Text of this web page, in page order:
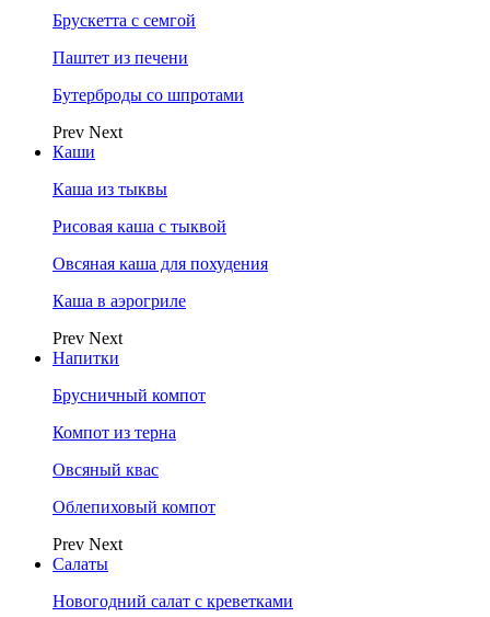
Брускетта с семгой
Паштет из печени
Бутерброды со шпротами
Prev Next
Каши
Каша из тыквы
Рисовая каша с тыквой
Овсяная каша для похудения
Каша в аэрогриле
Prev Next
Напитки
Брусничный компот
Компот из терна
Овсяный квас
Облепиховый компот
Prev Next
Салаты
Новогодний салат с креветками